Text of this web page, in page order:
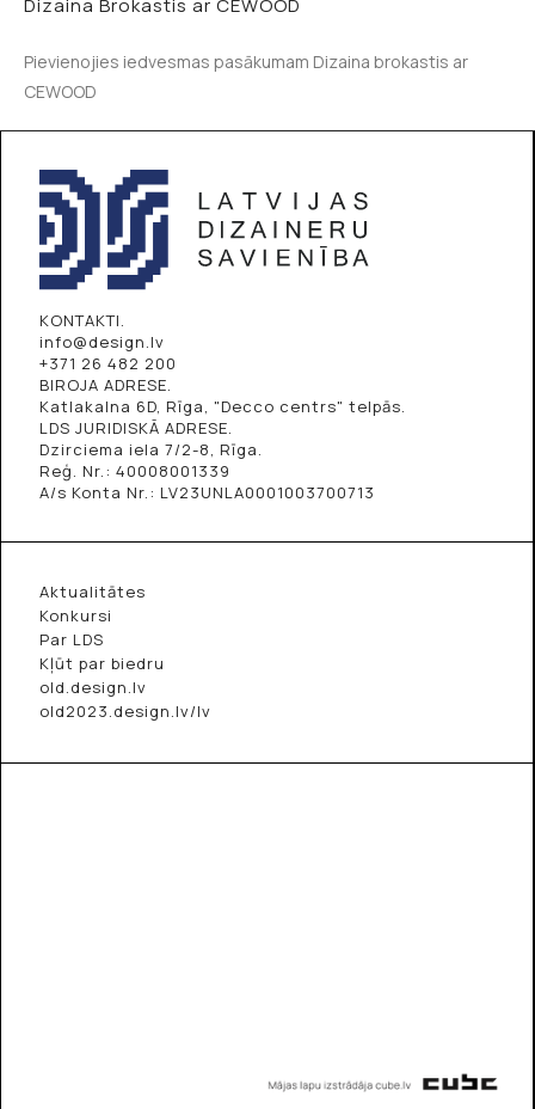
Dizaina Brokastis ar CEWOOD
Pievienojies iedvesmas pasākumam Dizaina brokastis ar
CEWOOD
KONTAKTI.
info@design.lv
+371 26 482 200
BIROJA ADRESE.
Katlakalna 6D, Rīga, "Decco centrs" telpās.
LDS JURIDISKĀ ADRESE.
Dzirciema iela 7/2-8, Rīga.
Reģ. Nr.: 40008001339
A/s Konta Nr.: LV23UNLA0001003700713
Aktualitātes
Konkursi
Par LDS
Kļūt par biedru
old.design.lv
old2023.design.lv/lv